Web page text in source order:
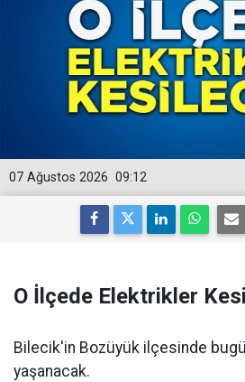
09:12
07 Ağustos 2026
O İlçede Elektrikler
Bilecik'in Bozüyük ilçesinde
yaşanacak.